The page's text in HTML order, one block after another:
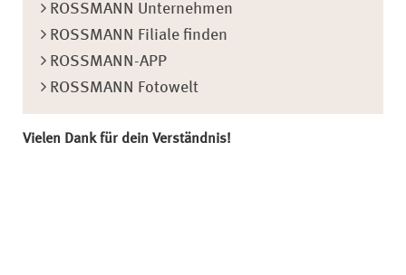
ROSSMANN Unternehmen
ROSSMANN Filiale finden
ROSSMANN-APP
ROSSMANN Fotowelt
Vielen Dank für dein Verständnis!